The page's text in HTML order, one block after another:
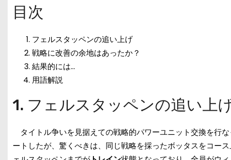
目次
フェルスタッペンの追い上げ
戦略に改善の余地はあったか？
結果的には…
用語解説
1. フェルスタッペンの追い上
タイトル争いを見据えての戦略的パワーユニット交換を行
ートしたが、驚くべきは、同じ戦略を採ったボッタスをコー